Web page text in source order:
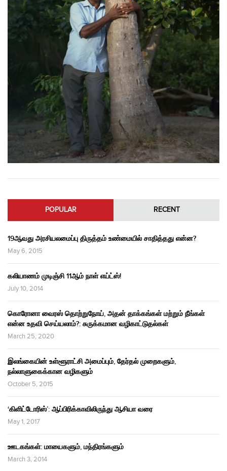
POPULAR RECENT
19ஆவது அரசியலமைப்பு திருத்தம் உண்மையில் சாதித்தது என்ன?
May 6, 2015
கலியாணம் முடிஞ்சி 11ஆம் நாள் எய்ட்ஸ்!
July 10, 2014
கொரோனா வைரஸ் தொற்றுநோய், அதன் தாக்கங்கள் மற்றும் நீங்கள்
என்ன உதவி செய்யலாம்?: சுருக்கமான வழிகாட்டுதல்கள்
March 25, 2020
இலங்கையின் உள்ளூராட்சி அமைப்பும், தேர்தல் முறைகளும்,
நல்லாளுகைக்கான வழிகளும்
October 5, 2015
‘கிளிட்டோரிஸ்’: ஆப்பிரிக்காவிலிருந்து ஆசியா வரை
May 1, 2017
ஊடகங்கள்: மாயைகளும், மந்திரங்களும்
March 3, 2014